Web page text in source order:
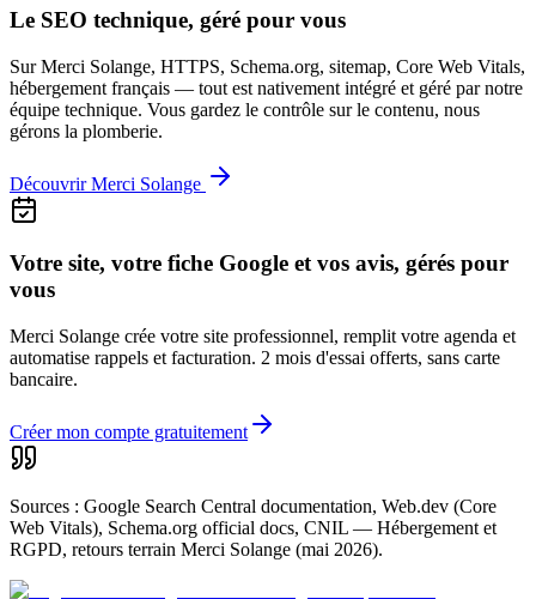
Le SEO technique, géré pour vous
Sur Merci Solange, HTTPS, Schema.org, sitemap, Core Web Vitals,
hébergement français — tout est nativement intégré et géré par notre
équipe technique. Vous gardez le contrôle sur le contenu, nous
gérons la plomberie.
Découvrir Merci Solange
Votre site, votre fiche Google et vos avis, gérés pour
vous
Merci Solange crée votre site professionnel, remplit votre agenda et
automatise rappels et facturation. 2 mois d'essai offerts, sans carte
bancaire.
Créer mon compte gratuitement
Sources : Google Search Central documentation, Web.dev (Core
Web Vitals), Schema.org official docs, CNIL — Hébergement et
RGPD, retours terrain Merci Solange (mai 2026).